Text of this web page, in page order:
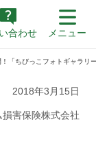
合わせ メニュー
「ちびっこフォトギャラリ
2018年3月15日
損害保険株式会社